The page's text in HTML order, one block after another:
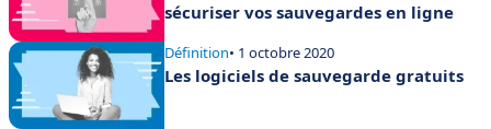
sécuriser vos sauvegardes en ligne
Définition• 1 octobre 2020
Les logiciels de sauvegarde gratuits